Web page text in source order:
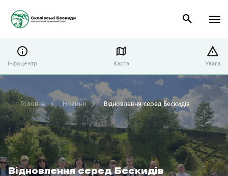
Інфоцентр Карта Увага
Відновлення серед Бескидів
Головна Новини Відновлення серед Бескидів